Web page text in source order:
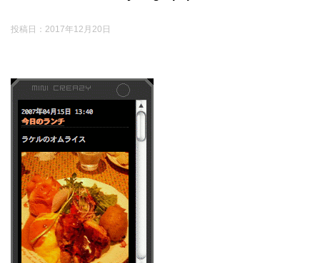
投稿日： 2017年12月20日